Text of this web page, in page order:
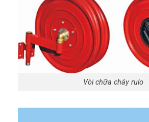
Vòi chữa cháy rulo